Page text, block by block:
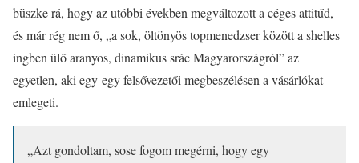
büszke rá, hogy az utóbbi években megváltozott a céges attitűd,
és már rég nem ő, „a sok, öltönyös topmenedzser között a shelles
ingben ülő aranyos, dinamikus srác Magyarországról” az
egyetlen, aki egy-egy felsővezetői megbeszélésen a vásárlókat
emlegeti.
„Azt gondoltam, sose fogom megérni, hogy egy